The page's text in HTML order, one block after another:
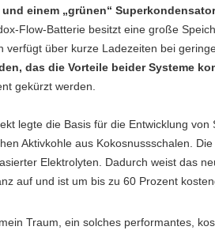
und einem „grünen“
Flow-Batterie besitzt eine große
verfügt über kurze Ladezeiten bei
das die Vorteile beider Systeme
gekürzt werden.
legte die Basis für die Entwicklung
Aktivkohle aus Kokosnussschalen.
Elektrolyten. Dadurch weist das
auf und ist um bis zu 60 Prozent
Traum, ein solches performantes,